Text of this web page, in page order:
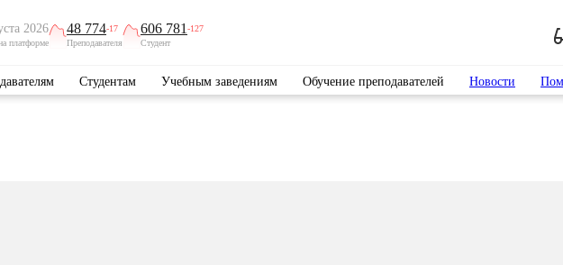
2026
платформе
48 774-17
Преподавателя
606 781 -127
Студент
Студентам Учебным заведениям Обучение преподавателей Новости